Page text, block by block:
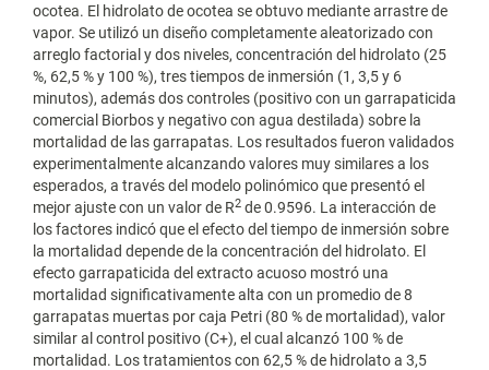
ocotea. El hidrolato de ocotea se obtuvo mediante arrastre de
vapor. Se utilizó un diseño completamente aleatorizado con
arreglo factorial y dos niveles, concentración del hidrolato (25
%, 62,5 % y 100 %), tres tiempos de inmersión (1, 3,5 y 6
minutos), además dos controles (positivo con un garrapaticida
comercial Biorbos y negativo con agua destilada) sobre la
mortalidad de las garrapatas. Los resultados fueron validados
experimentalmente alcanzando valores muy similares a los
esperados, a través del modelo polinómico que presentó el
mejor ajuste con un valor de R2 de 0.9596. La interacción de
los factores indicó que el efecto del tiempo de inmersión sobre
la mortalidad depende de la concentración del hidrolato. El
efecto garrapaticida del extracto acuoso mostró una
mortalidad significativamente alta con un promedio de 8
garrapatas muertas por caja Petri (80 % de mortalidad), valor
similar al control positivo (C+), el cual alcanzó 100 % de
mortalidad. Los tratamientos con 62,5 % de hidrolato a 3,5